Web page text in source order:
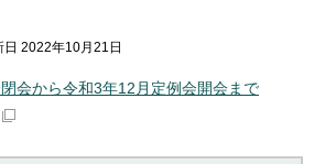
2022年10月21日
会から令和3年12月定例会開会まで